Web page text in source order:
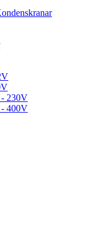
- 230V
- 400V